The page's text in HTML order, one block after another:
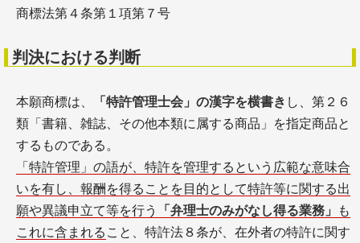
商標法第４条第１項第７号
判決における判断
本願商標は、 「特許管理士会」の漢字を横書き し、第２６
類「書籍、雑誌、その他本類に属する商品」を指定商品と
するものである。
「特許管理」の語が、特許を管理するという広範な意味合
いを有し、報酬を得ることを目的として特許等に関する出
願や異議申立て等を行う
「弁理士のみがなし得る業務」
も
これに含まれる こと、特許法８条が、在外者の特許に関す